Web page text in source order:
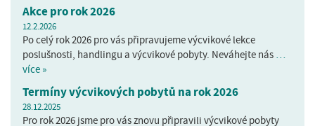
Akce pro rok 2026
12.2.2026
Po celý rok 2026 pro vás připravujeme výcvikové lekce
poslušnosti, handlingu a výcvikové pobyty. Neváhejte nás …
více »
Termíny výcvikových pobytů na rok 2026
28.12.2025
Pro rok 2026 jsme pro vás znovu připravili výcvikové pobyty